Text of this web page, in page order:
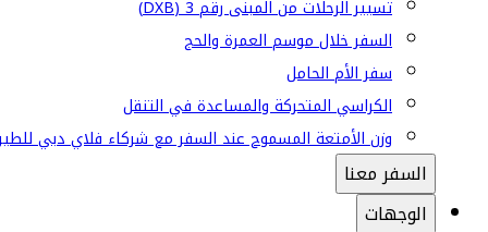
تسيير الرحلات من المبنى رقم 3 (DXB)
السفر خلال موسم العمرة والحج
سفر الأم الحامل
الكراسي المتحركة والمساعدة في التنقل
وزن الأمتعة المسموح عند السفر مع شركاء فلاي دبي
السفر معنا
الوجهات